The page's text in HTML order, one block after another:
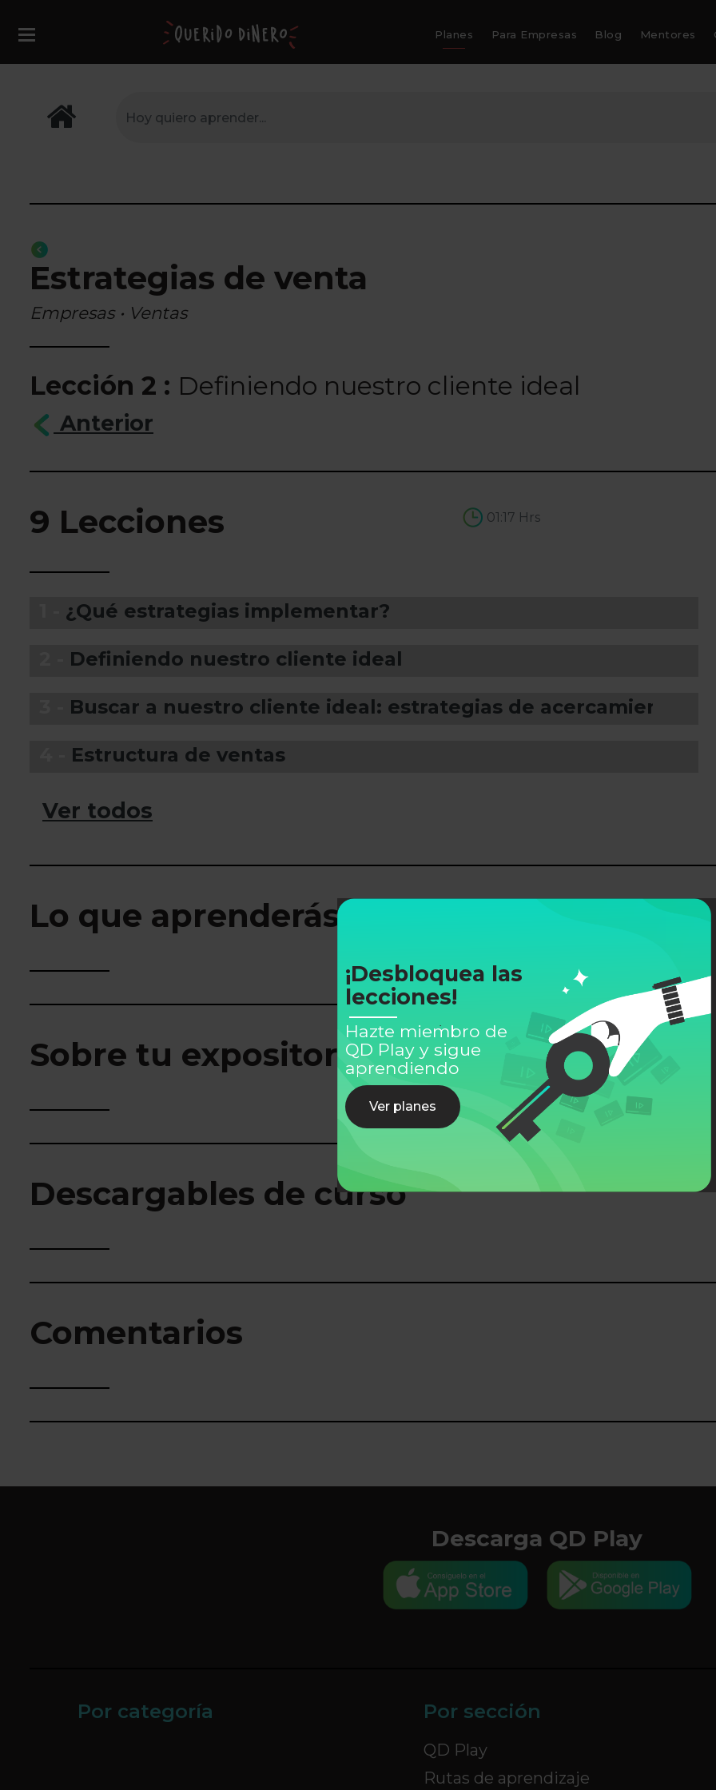
Planes Para Empresas Blog Mentores
¡Desbloquea las
lecciones!
Hazte miembro de
QD Play y sigue
aprendiendo
Ver planes
Estrategias de venta
Empresas • Ventas
Lección 2 : Definiendo nuestro cliente ideal
Anterior
9 Lecciones 01:17 Hrs
¿Qué estrategias implementar?
Definiendo nuestro cliente ideal
Buscar a nuestro cliente ideal: estrategias de acercamiento
Estructura de ventas
Ver todos
Lo que aprenderás
Sobre tu expositor
Descargables de curso
Comentarios
Descarga QD Play
Por categoría Por sección
QD Play
Rutas de aprendizaje